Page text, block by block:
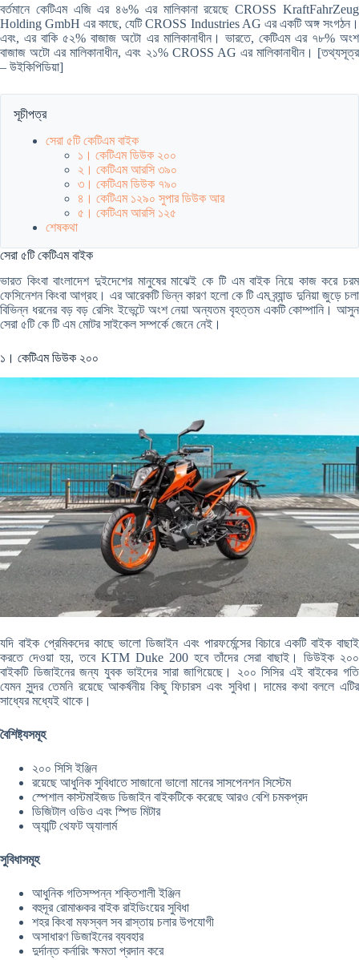
বর্তমানে কেটিএম এজি এর ৪৬% এর মালিকানা রয়েছে CROSS KraftFahrZeug
Holding GmbH এর কাছে, যেটি CROSS Industries AG এর একটি অঙ্গ সংগঠন।
এবং, এর বাকি ৫২% বাজাজ অটো এর মালিকানাধীন। ভারতে, কেটিএম এর ৭৮% অংশ
বাজাজ অটো এর মালিকানাধীন, এবং ২১% CROSS AG এর মালিকানাধীন। [তথ্যসূত্র
– উইকিপিডিয়া]
সূচীপত্র
সেরা ৫টি কেটিএম বাইক
১। কেটিএম ডিউক ২০০
২। কেটিএম আরসি ৩৯০
৩। কেটিএম ডিউক ৭৯০
৪। কেটিএম ১২৯০ সুপার ডিউক আর
৫। কেটিএম আরসি ১২৫
শেষকথা
সেরা ৫টি কেটিএম বাইক
ভারত কিংবা বাংলাদেশ দুইদেশের মানুষের মাঝেই কে টি এম বাইক নিয়ে কাজ করে চরম
ফেসিনেশন কিংবা আগ্রহ। এর আরেকটি ভিন্ন কারণ হলো কে টি এম ব্র্যান্ড দুনিয়া জুড়ে চলা
বিভিন্ন ধরনের বড় বড় রেসিং ইভেন্টে অংশ নেয়া অন্যতম বৃহত্তম একটি কোম্পানি। আসুন
সেরা ৫টি কে টি এম মোটর সাইকেল সম্পর্কে জেনে নেই।
১। কেটিএম ডিউক ২০০
যদি বাইক প্রেমিকদের কাছে ভালো ডিজাইন এবং পারফর্মেন্সের বিচারে একটি বাইক বাছাই
করতে দেওয়া হয়, তবে KTM Duke 200 হবে তাঁদের সেরা বাছাই। ডিউইক ২০০
বাইকটি ডিজাইনের জন্য যুবক ভাইদের সারা জাগিয়েছে। ২০০ সিসির এই বাইকের গতি
যেমন সুন্দর তেমনি রয়েছে আকর্ষনীয় কিছু ফিচারস এবং সুবিধা। দামের কথা বললে এটির
সাধ্যের মধ্যেই থাকে।
বৈশিষ্ট্যসমূহ
২০০ সিসি ইঞ্জিন
রয়েছে আধুনিক সুবিধাতে সাজানো ভালো মানের সাসপেনশন সিস্টেম
স্পেশাল কাস্টমাইজড ডিজাইন বাইকটিকে করেছে আরও বেশি চমকপ্রদ
ডিজিটাল ওডিও এবং স্পিড মিটার
অ্যান্টি থেফট অ্যালার্ম
সুবিধাসমূহ
আধুনিক গতিসম্পন্ন শক্তিশালী ইঞ্জিন
বহুদূর রোমাঞ্চকর বাইক রাইডিংয়ের সুবিধা
শহর কিংবা মফস্বল সব রাস্তায় চলার উপযোগী
অসাধারণ ডিজাইনের ব্যবহার
দুর্দান্ত কর্নারিং ক্ষমতা প্রদান করে